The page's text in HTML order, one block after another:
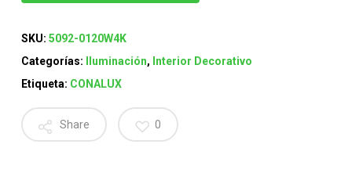
SKU: 5092-0120W4K
Categorías:
Iluminación, Interior Decorativo
Etiqueta: CONALUX
Share 0